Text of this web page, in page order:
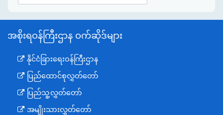
အစိုးရဝန်ကြီးဌာန ဝက်ဆိုဒ်များ
နိုင်ငံခြားရေးဝန်ကြီးဌာန
ပြည်ထောင်စုလွှတ်တော်
ပြည်သူ့လွှတ်တော်
အမျိုးသားလွှတ်တော်